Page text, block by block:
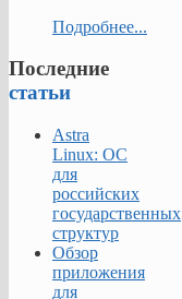
Подробнее...
Последние
статьи
Astra
Linux: ОС
для
российских
государственных
структур
Обзор
приложения
для